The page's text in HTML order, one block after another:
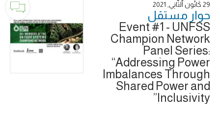
29 كَانُون ٱلثَّانِي, 2021
حوار ‎مستقل
Event #1 - UNFSS
Champion Network
Panel Series:
“Addressing Power
Imbalances Through
Shared Power and
Inclusivity”